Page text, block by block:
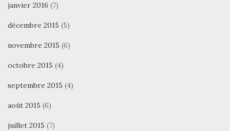
janvier 2016 (7)
décembre 2015 (5)
novembre 2015 (6)
octobre 2015 (4)
septembre 2015 (4)
août 2015 (6)
juillet 2015 (7)